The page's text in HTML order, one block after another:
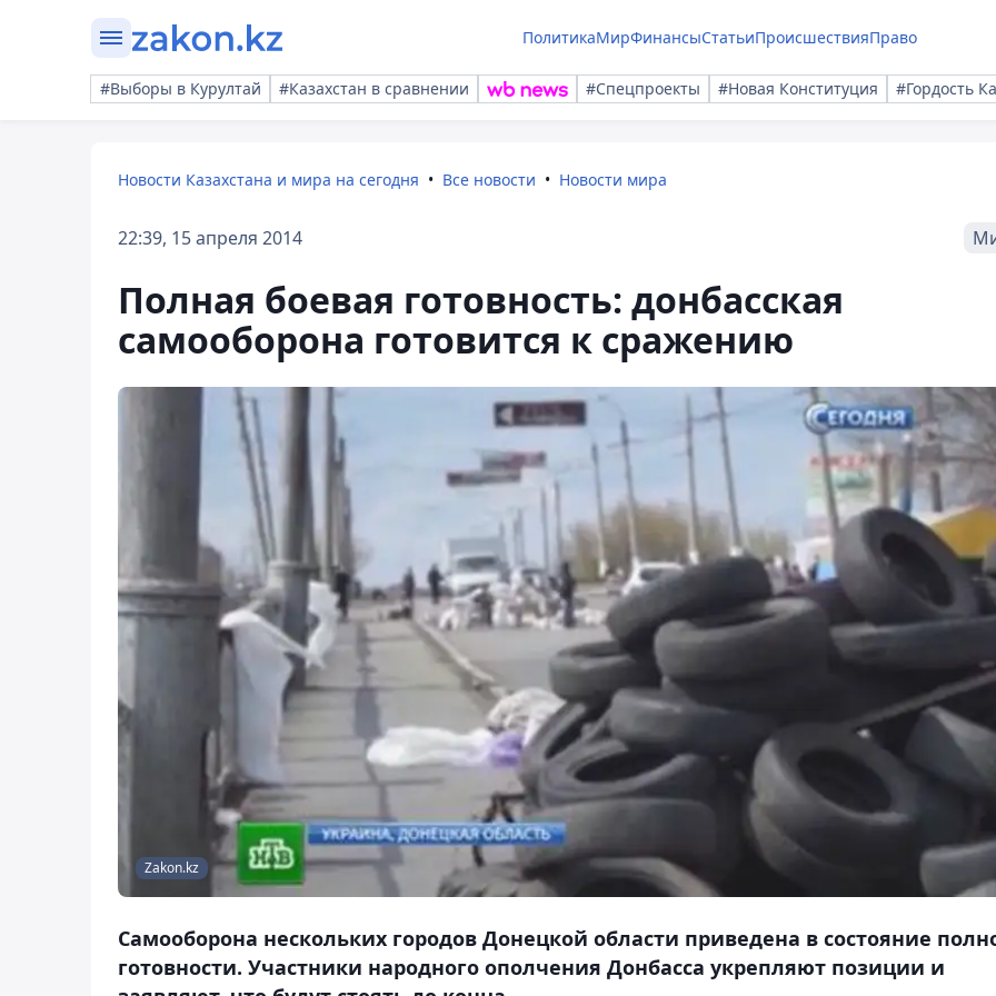
ПолитикаМирФинансыСтатьиПроисшествияПраво
#Выборы в Курултай #Казахстан в сравнении #Спецпроекты #Новая Конституция #Гордость
Новости Казахстана и мира на сегодня Все новости Новости мира
22:39, 15 апреля 2014
Полная боевая готовность: донбасская
самооборона готовится к сражению
Zakon.kz
Самооборона нескольких городов Донецкой области приведена в состояние
готовности. Участники народного ополчения Донбасса укрепляют позиции и